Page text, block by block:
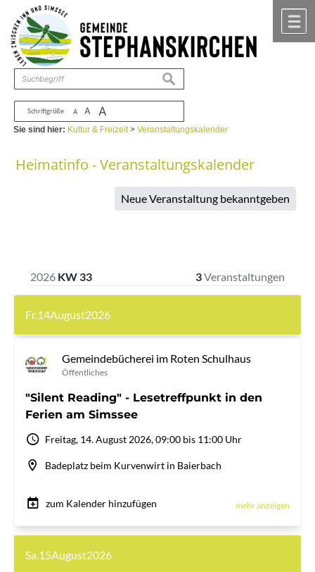
Zum Inhalt ,zur Navigation
Schriftgröße A A A
suchen
Sie sind hier: Kultur & Freizeit>Veranstaltungskalender
Heimatinfo - Veranstaltungskalender